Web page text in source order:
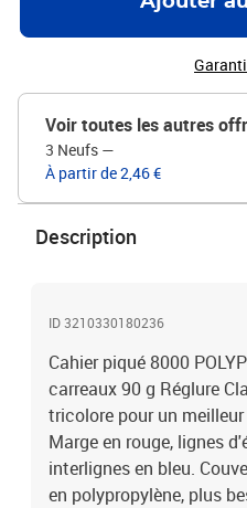
Voir toutes les autres
3 Neufs —
À partir de 2,46 €
Description
ID 3210330180236
Cahier piqué 8000
carreaux 90 g Réglure
tricolore pour un
Marge en rouge, lignes
interlignes en bleu.
en polypropylène, plus